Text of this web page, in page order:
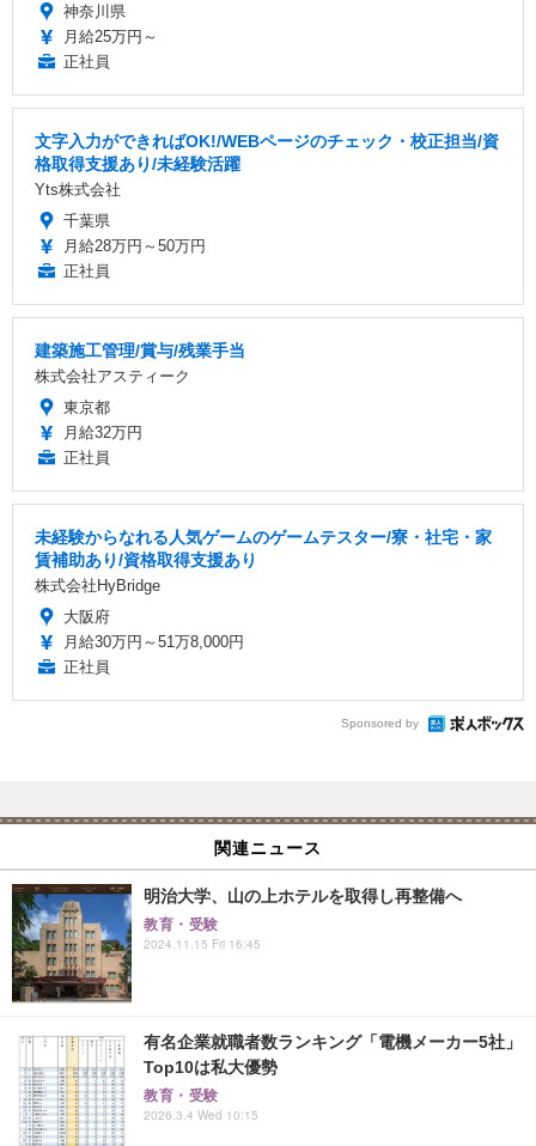
神奈川県
月給25万円～
正社員
文字入力ができればOK!/WEBページのチェック・校正担当/資
格取得支援あり/未経験活躍
Yts株式会社
千葉県
月給28万円～50万円
正社員
建築施工管理/賞与/残業手当
株式会社アスティーク
東京都
月給32万円
正社員
未経験からなれる人気ゲームのゲームテスター/寮・社宅・家
賃補助あり/資格取得支援あり
株式会社HyBridge
大阪府
月給30万円～51万8,000円
正社員
Sponsored by
関連ニュース
明治大学、山の上ホテルを取得し再整備へ
教育・受験
2024.11.15 Fri 16:45
有名企業就職者数ランキング「電機メーカー5社」
Top10は私大優勢
教育・受験
2026.3.4 Wed 10:15